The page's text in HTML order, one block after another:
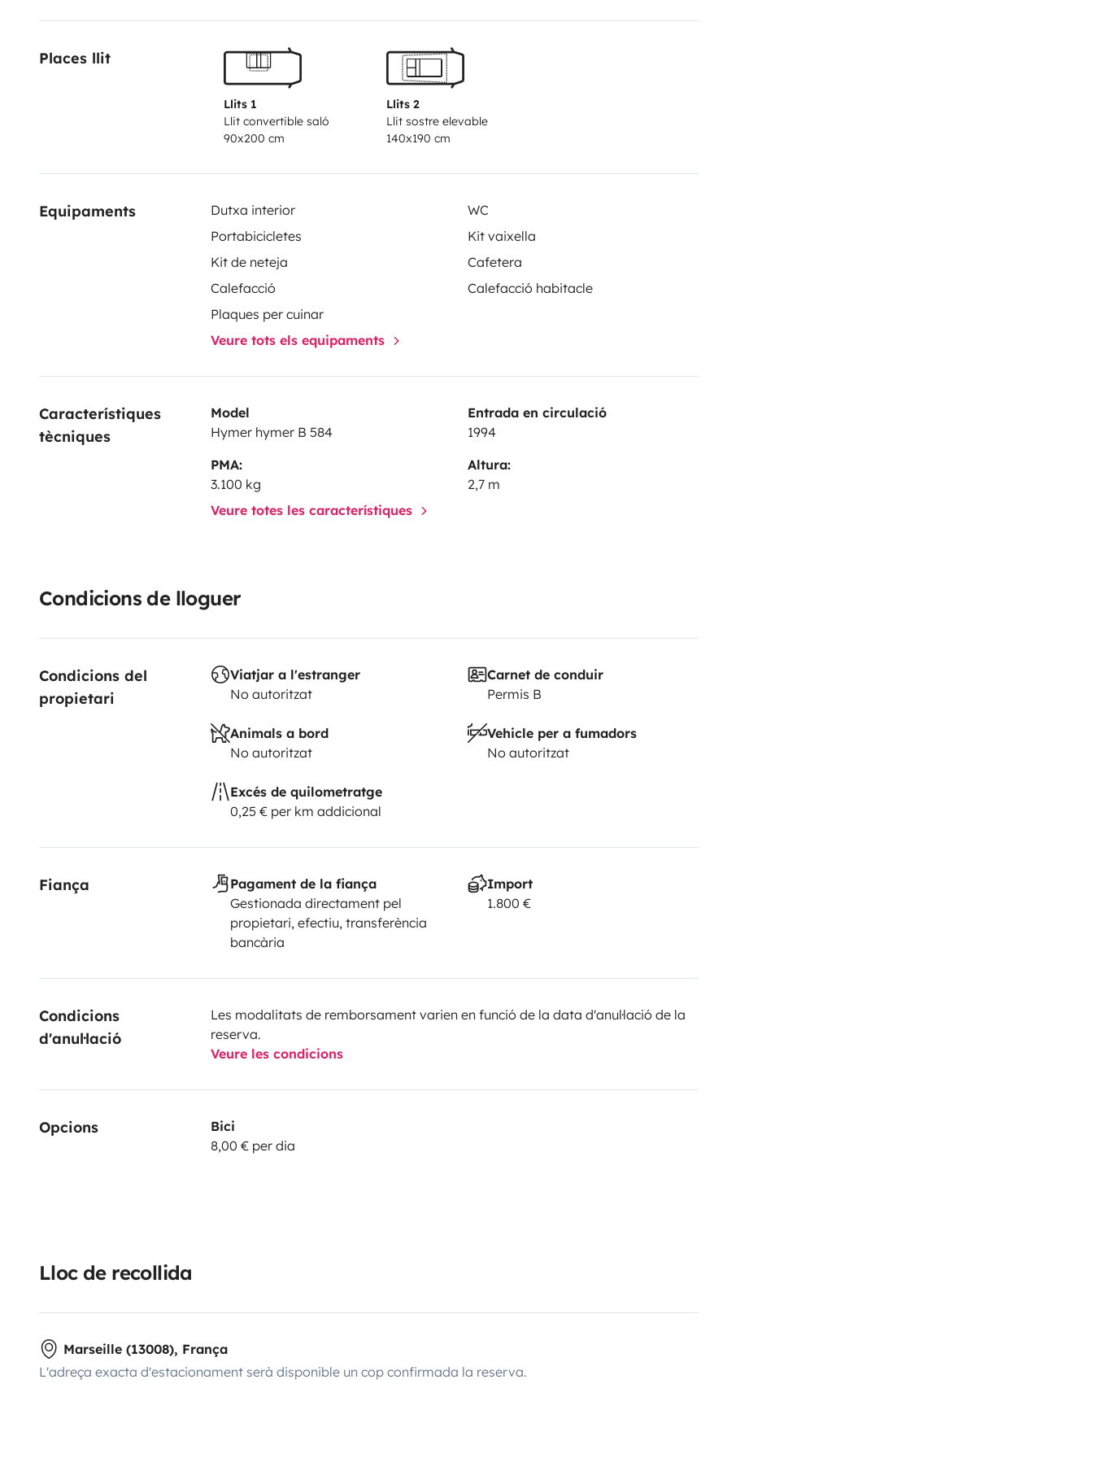
tracas,Embarquez depuis le centre de Marseille!
La remise des clefs se fera en
personne, à l'entrée du parc Borély.
Places llit
Llits 1
Llit convertible saló
90x200 cm
Llits 2
Llit sostre elevable
140x190 cm
Equipaments Dutxa interior
WC
Portabicicletes
Kit vaixella
Kit de neteja
Cafetera
Calefacció
Calefacció habitacle
Plaques per cuinar
Veure tots els equipaments
Característiques
tècniques
Model
Hymer hymer B 584
Entrada en circulació
1994
PMA:
3.100 kg
Altura:
2,7 m
Veure totes les característiques
Condicions de lloguer
Condicions del
propietari
Viatjar a l'estranger
No autoritzat
Carnet de conduir
Permis B
Animals a bord
No autoritzat
Vehicle per a fumadors
No autoritzat
Excés de quilometratge
0,25 € per km addicional
Fiança
Pagament de la fiança
Gestionada directament pel
propietari, efectiu, transferència
bancària
Import
1.800 €
Condicions
d'anul·lació
Les modalitats de remborsament varien en funció de la data d'anul·lació de la
reserva.
Veure les condicions
Opcions
Bici
8,00 € per dia
Lloc de recollida
Marseille (13008), França
L'adreça exacta d'estacionament serà disponible un cop confirmada la reserva.